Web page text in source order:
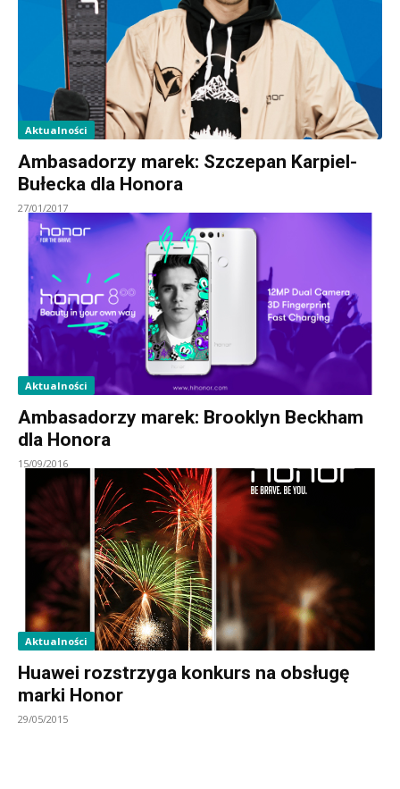
Aktualności
Ambasadorzy marek: Szczepan Karpiel-
Bułecka dla Honora
27/01/2017
Aktualności
Ambasadorzy marek: Brooklyn Beckham
dla Honora
15/09/2016
Aktualności
Huawei rozstrzyga konkurs na obsługę
marki Honor
29/05/2015